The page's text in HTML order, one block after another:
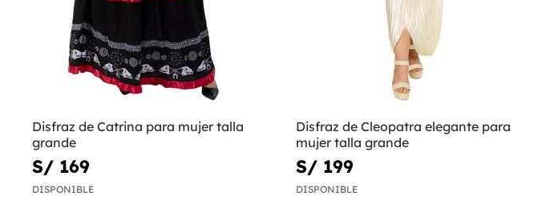
Disfraz de Catrina para mujer talla
grande
S/ 169
DISPONIBLE
Disfraz de Cleopatra elegante para
mujer talla grande
S/ 199
DISPONIBLE